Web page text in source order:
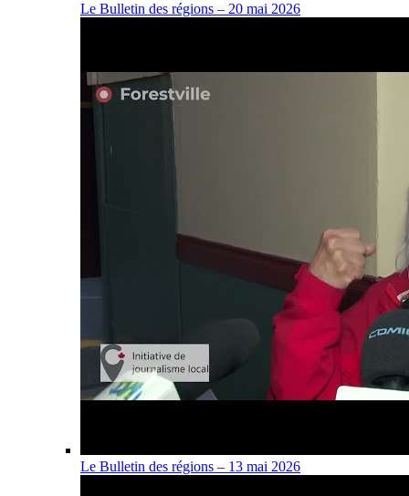
Le Bulletin des régions – 20 mai 2026
Le Bulletin des régions – 13 mai 2026